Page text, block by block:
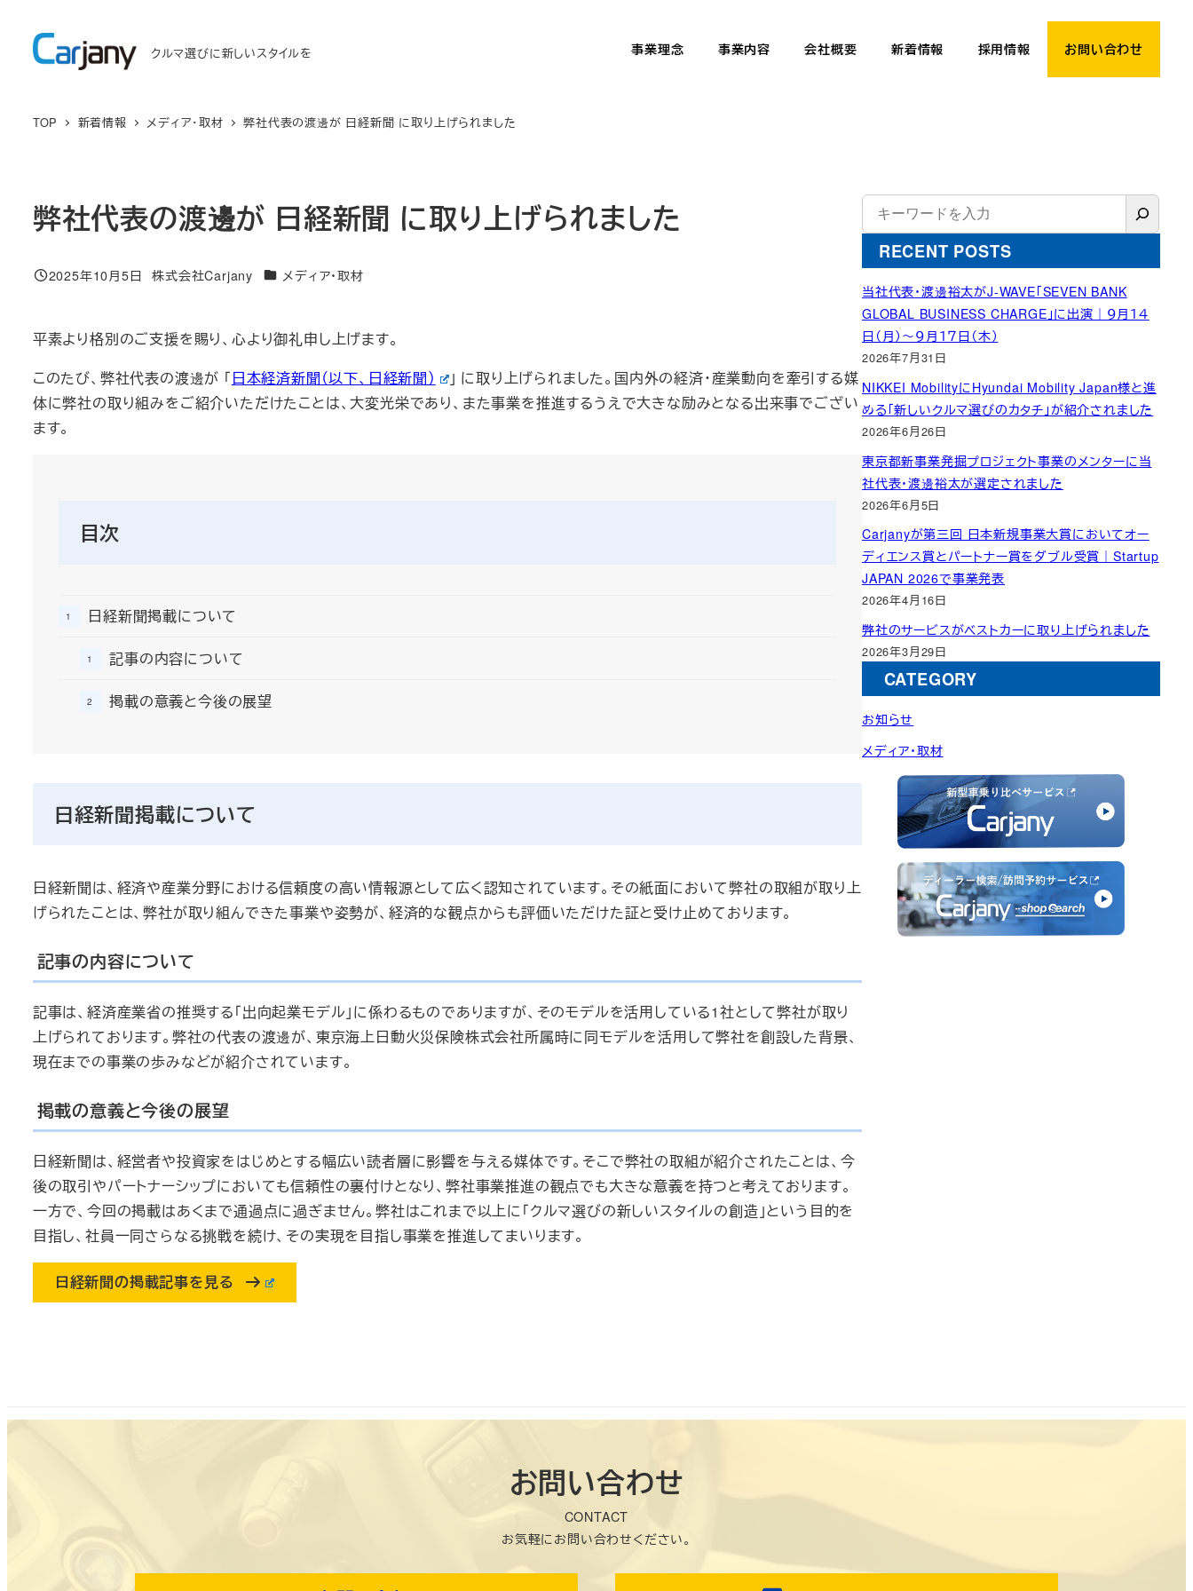
クルマ選びに新しいスタイルを 事業理念 事業内容 会社概要 新着情報 採用情報 お問い合わせ
TOP 新着情報 メディア・取材 弊社代表の渡邊が 日経新聞 に取り上げられました
弊社代表の渡邊が 日経新聞 に取り上げられました
投稿日
2025年10月5日
著
株式会社Carjany カテゴリー
メディア・取材
平素より格別のご支援を賜り、心より御礼申し上げます。
このたび、弊社代表の渡邊が 「日本経済新聞（以下、日経新聞）
」 に取り上げられました。国内外の経済・産業動向を牽引する媒
体に弊社の取り組みをご紹介いただけたことは、大変光栄であり、また事業を推進するうえで大きな励みとなる出来事でござい
ます。
目次
日経新聞掲載について
記事の内容について
掲載の意義と今後の展望
日経新聞掲載について
日経新聞は、経済や産業分野における信頼度の高い情報源として広く認知されています。その紙面において弊社の取組が取り上
げられたことは、弊社が取り組んできた事業や姿勢が、経済的な観点からも評価いただけた証と受け止めております。
記事の内容について
記事は、経済産業省の推奨する「出向起業モデル」に係わるものでありますが、そのモデルを活用している1社として弊社が取り
上げられております。弊社の代表の渡邊が、東京海上日動火災保険株式会社所属時に同モデルを活用して弊社を創設した背景、
現在までの事業の歩みなどが紹介されています。
掲載の意義と今後の展望
日経新聞は、経営者や投資家をはじめとする幅広い読者層に影響を与える媒体です。そこで弊社の取組が紹介されたことは、今
後の取引やパートナーシップにおいても信頼性の裏付けとなり、弊社事業推進の観点でも大きな意義を持つと考えております。
一方で、今回の掲載はあくまで通過点に過ぎません。弊社はこれまで以上に「クルマ選びの新しいスタイルの創造」という目的を
目指し、社員一同さらなる挑戦を続け、その実現を目指し事業を推進してまいります。
日経新聞の掲載記事を見る
索
RECENT POSTS
当社代表・渡邊裕太がJ-WAVE「SEVEN BANK
GLOBAL BUSINESS CHARGE」に出演｜９月１４
日（月）～９月１７日（木）
2026年7月31日
NIKKEI MobilityにHyundai Mobility Japan様と進
める「新しいクルマ選びのカタチ」が紹介されました
2026年6月26日
東京都新事業発掘プロジェクト事業のメンターに当
社代表・渡邊裕太が選定されました
2026年6月5日
Carjanyが第三回 日本新規事業大賞においてオー
ディエンス賞とパートナー賞をダブル受賞｜Startup
JAPAN 2026で事業発表
2026年4月16日
弊社のサービスがベストカーに取り上げられました
2026年3月29日
CATEGORY
お知らせ
メディア・取材
お問い合わせ
CONTACT
お気軽にお問い合わせください。